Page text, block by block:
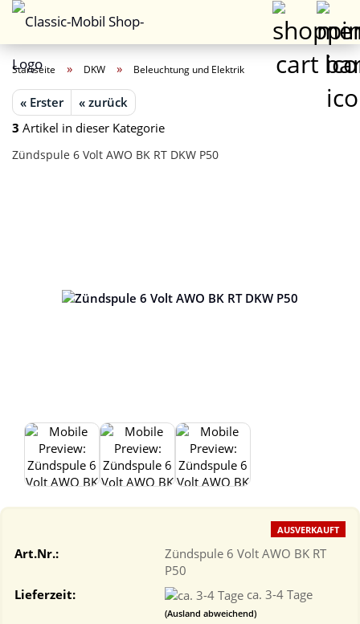
Startseite » DKW » Beleuchtung und Elektrik
« Erster
« zurück
3 Artikel in dieser Kategorie
Zündspule 6 Volt AWO BK RT DKW P50
AUSVERKAUFT
Art.Nr.:
Zündspule 6 Volt AWO BK RT
P50
Lieferzeit:
ca. 3-4 Tage
(Ausland abweichend)